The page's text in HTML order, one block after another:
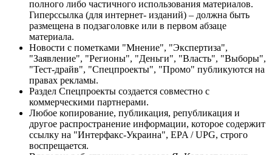
полного либо частичного использования материалов.
Гиперссылка (для интернет- изданий) – должна быть
размещена в подзаголовке или в первом абзаце
материала.
Новости с пометками "Мнение", "Экспертиза",
"Заявление", "Регионы", "Деньги", "Власть", "Выборы",
"Тест-драйв", "Спецпроекты", "Промо" публикуются на
правах рекламы.
Раздел Спецпроекты создается совместно с
коммерческими партнерами.
Любое копирование, публикация, републикация и
другое распространение информации, которое содержит
ссылку на "Интерфакс-Украина", EPA / UPG, строго
воспрещается.